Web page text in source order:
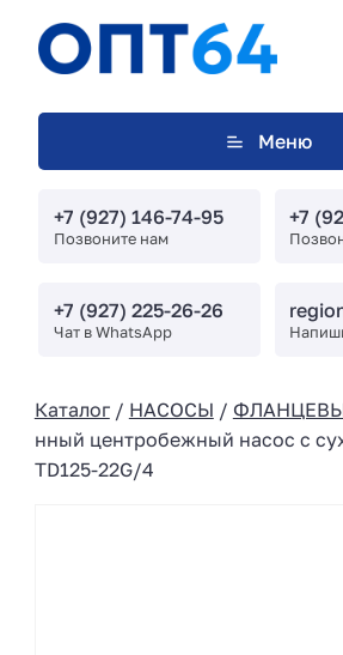
Меню
+7 (927) 146-74-95
Позвоните нам
+7
+7 (927) 225-26-26
Чат в WhatsApp
Каталог/ НАСОСЫ /
нный центробежный насос с
TD125-22G/4